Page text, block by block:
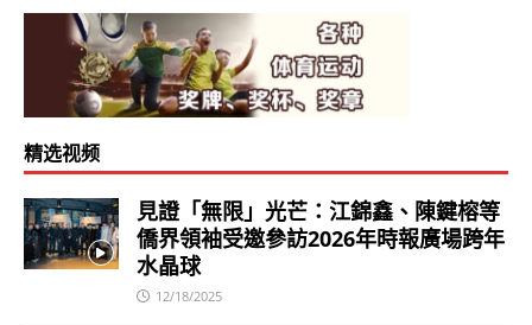
精选视频
見證「無限」光芒：江錦鑫、陳鍵榕等
僑界領袖受邀參訪2026年時報廣場跨年
水晶球
12/18/2025